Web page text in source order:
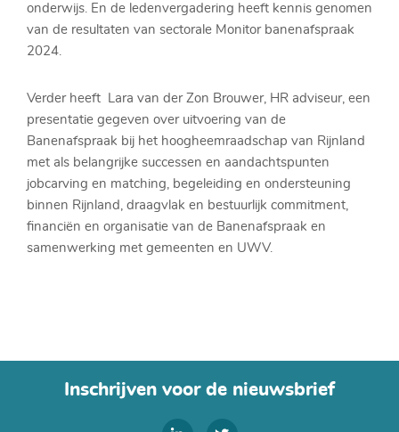
onderwijs. En de ledenvergadering heeft kennis genomen
van de resultaten van sectorale Monitor banenafspraak
2024.
Verder heeft Lara van der Zon Brouwer, HR adviseur, een
presentatie gegeven over uitvoering van de
Banenafspraak bij het hoogheemraadschap van Rijnland
met als belangrijke successen en aandachtspunten
jobcarving en matching, begeleiding en ondersteuning
binnen Rijnland, draagvlak en bestuurlijk commitment,
financiën en organisatie van de Banenafspraak en
samenwerking met gemeenten en UWV.
Inschrijven voor de nieuwsbrief